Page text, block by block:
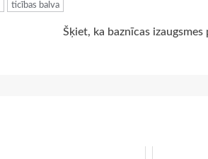
ticības balva
Šķiet, ka baznīcas